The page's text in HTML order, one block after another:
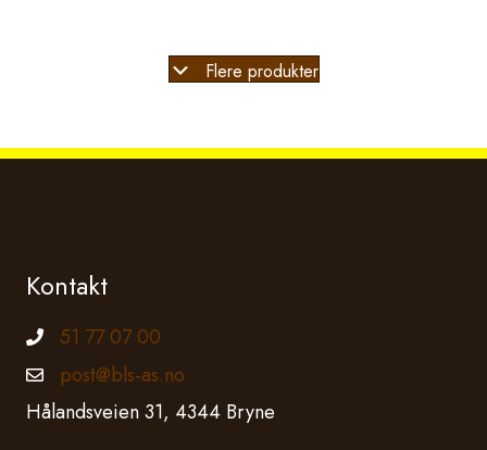
Flere produkter
Kontakt
Telefonnummer
51 77 07 00
Epostadresse
post@bls-as.no
Hålandsveien 31, 4344 Bryne